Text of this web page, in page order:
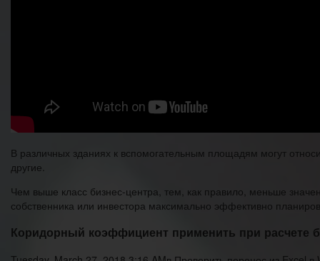
В различных зданиях к вспомогательным площадям могут
другие.
Чем выше класс бизнес-центра, тем, как правило, меньше
собственника или инвестора максимально эффективно
Коридорный коэффициент применить при расчете